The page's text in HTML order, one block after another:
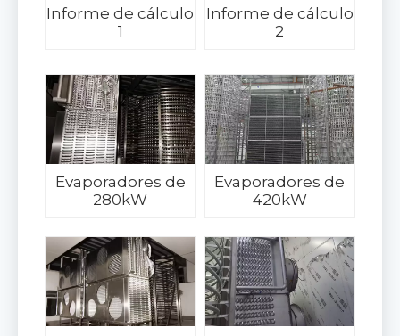
Informe de cálculo
1
Informe de cálculo
2
Evaporadores de
280kW
Evaporadores de
420kW